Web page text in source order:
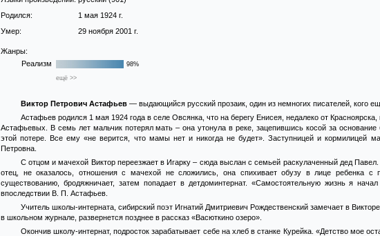
Родился:
1 мая 1924 г.
Умер:
29 ноября 2001 г.
Жанры:
Реализм
98%
ещё >>
Виктор Петрович Астафьев — выдающийся русский прозаик, один из немногих писателей, кого
Астафьев родился 1 мая 1924 года в селе Овсянка, что на берегу Енисея, недалеко от
Астафьевых. В семь лет мальчик потерял мать – она утонула в реке, зацепившись косой за
этой потере. Все ему «не верится, что мамы нет и никогда не будет». Заступницей и кормилицей
Петровна.
С отцом и мачехой Виктор переезжает в Игарку – сюда выслан с семьей раскулаченный дед
отец, не оказалось, отношения с мачехой не сложились, она спихивает обузу в лице ребенка с
существованию, бродяжничает, затем попадает в детдоминтернат. «Самостоятельную жизнь я
впоследствии В. П. Астафьев.
Учитель школы-интерната, сибирский поэт Игнатий Дмитриевич Рождественский замечает в
в школьном журнале, развернется позднее в рассказ «Васюткино озеро».
Окончив школу-интернат, подросток зарабатывает себе на хлеб в станке Курейка. «Детство мое